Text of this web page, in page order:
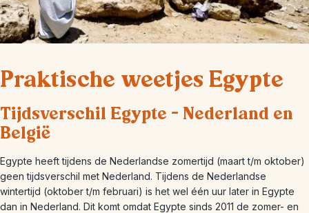
Praktische weetjes Egypte
Tijdsverschil Egypte – Nederland en
België
Egypte heeft tijdens de Nederlandse zomertijd (maart t/m oktober)
geen tijdsverschil met Nederland. Tijdens de Nederlandse
wintertijd (oktober t/m februari) is het wel één uur later in Egypte
dan in Nederland. Dit komt omdat Egypte sinds 2011 de zomer- en